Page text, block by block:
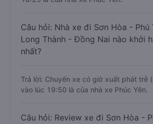
Câu hỏi: Nhà xe đi Sơn Hòa - Phú
Long Thành - Đồng Nai nào khởi
nhất?
Trả lời: Chuyến xe có giờ xuất phát trễ
vào lúc 19:50 là của nhà xe Phúc Yên.
Câu hỏi: Review xe đi Sơn Hòa -